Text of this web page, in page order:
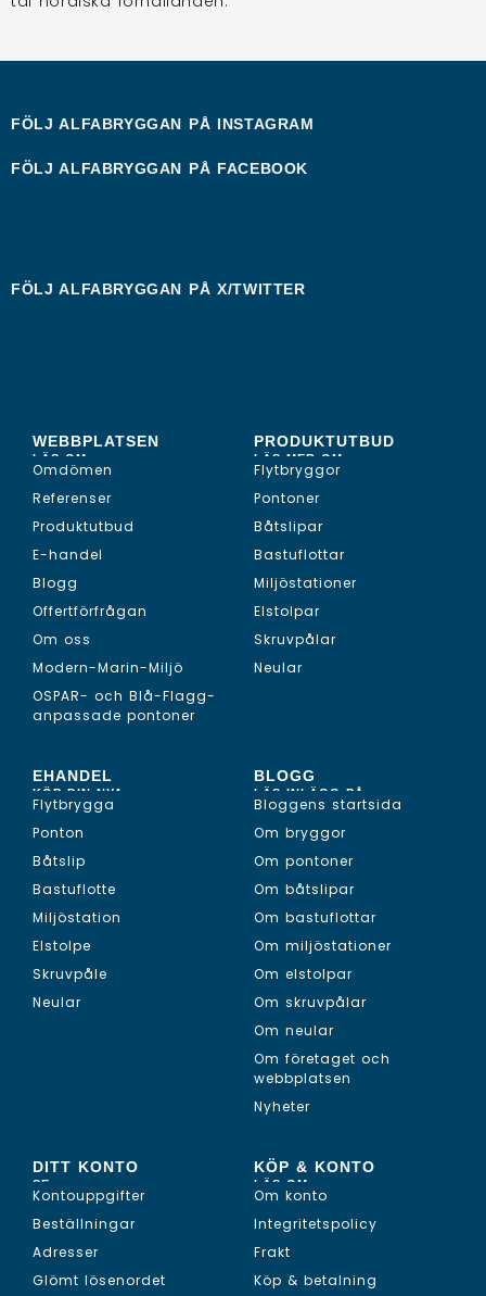
FÖLJ ALFABRYGGAN PÅ INSTAGRAM
FÖLJ ALFABRYGGAN PÅ FACEBOOK
FÖLJ ALFABRYGGAN PÅ X/TWITTER
WEBBPLATSEN
LÄS OM...
Omdömen
Referenser
Produktutbud
E-handel
Blogg
Offertförfrågan
Om oss
Modern-Marin-Miljö
OSPAR- och Blå-Flagg-
anpassade pontoner
PRODUKTUTBUD
LÄS MER OM...
Flytbryggor
Pontoner
Båtslipar
Bastuflottar
Miljöstationer
Elstolpar
Skruvpålar
Neular
EHANDEL
KÖP DIN NYA...
Flytbrygga
Ponton
Båtslip
Bastuflotte
Miljöstation
Elstolpe
Skruvpåle
Neular
BLOGG
LÄS INLÄGG PÅ...
Bloggens startsida
Om bryggor
Om pontoner
Om båtslipar
Om bastuflottar
Om miljöstationer
Om elstolpar
Om skruvpålar
Om neular
Om företaget och
webbplatsen
Nyheter
DITT KONTO
SE...
Kontouppgifter
Beställningar
Adresser
Glömt lösenordet
KÖP & KONTO
LÄS OM...
Om konto
Integritetspolicy
Frakt
Köp & betalning